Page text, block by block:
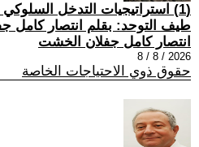
(1) استراتيجيات التدخل
طيف التوحد: بقلم انتصار كامل
انتصار كامل جفلان الخشت
2026 / 8 / 8
حقوق ذوي الاحتياجات الخاصة